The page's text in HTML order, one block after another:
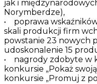
jak i
Norymberdze),
• poprawa
skali produkcji firm
powstanie 23 nowych
udoskonalenie 15
• nagrody zdobyte w
konkursie „Pokaż
konkursie „Promuj z